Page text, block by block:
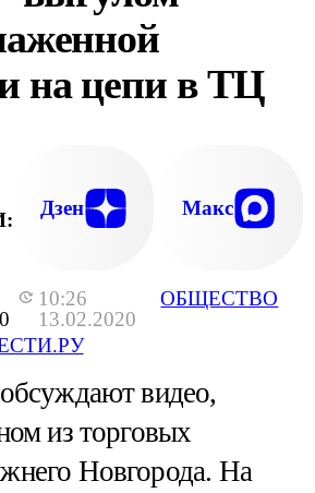
10:26
13.02.2020
ОБЩЕСТВО
на цепи в ТЦ
Дзен Макс
видео,
из торговых
Новгорода. На